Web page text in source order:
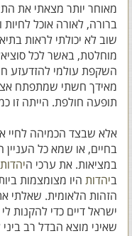
מאוחר יותר מצאתי את
ברורה, לאורה אוכל
שוב לא יכולתי לראות
מוחלטת, באשר לכל
השקפת עולמי להזדעזע
מאידך חשתי שמתפתח
תופעה חולפת. הייתה זו
אלא שבצד הכמיהה לחיי
בחיים, או שמא כל העניין
במציאות. את ערכי היהדות
ביהדות היו מצומצמות
הזהות הלאומית. שאלתי
ישראל דיים כדי להקנות
שאיני מוצא הבדל רב